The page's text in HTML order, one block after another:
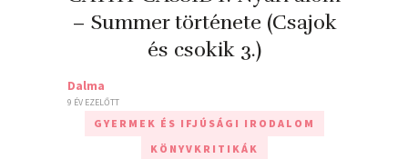
– Summer története (Csajok
és csokik 3.)
Dalma
9 ÉV EZELŐTT
GYERMEK ÉS IFJÚSÁGI IRODALOM
KÖNYVKRITIKÁK